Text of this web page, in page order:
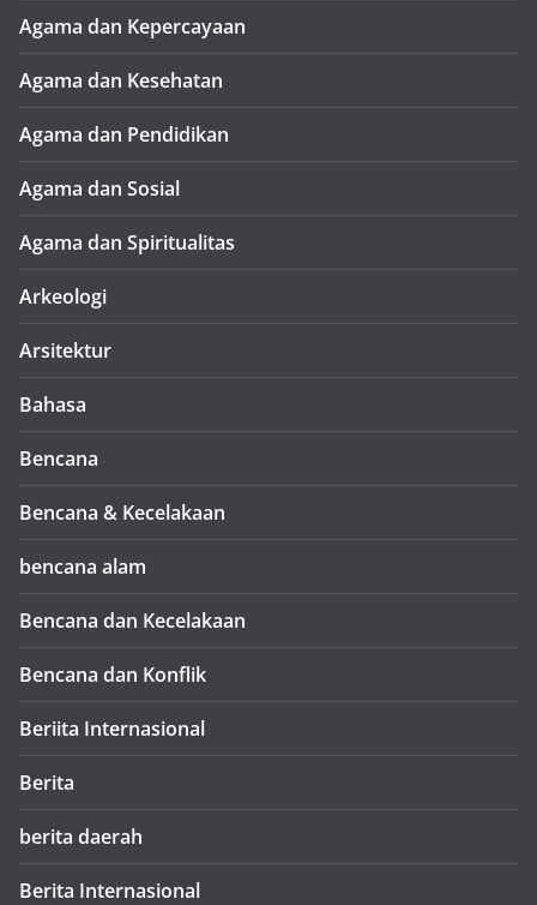
Agama dan Kepercayaan
Agama dan Kesehatan
Agama dan Pendidikan
Agama dan Sosial
Agama dan Spiritualitas
Arkeologi
Arsitektur
Bahasa
Bencana
Bencana & Kecelakaan
bencana alam
Bencana dan Kecelakaan
Bencana dan Konflik
Beriita Internasional
Berita
berita daerah
Berita Internasional